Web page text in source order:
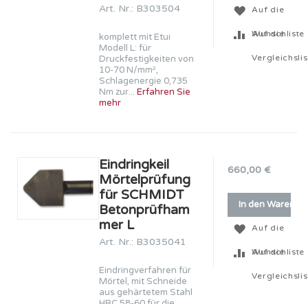
Art. Nr.: B303504
komplett mit Etui
Modell L: für
Druckfestigkeiten von
10-70 N/mm²,
Schlagenergie 0,735
Nm zur... Erfahren Sie
mehr
Auf die
Wunschliste
Auf die
Eindringkeil
Mörtelprüfung
für SCHMIDT
Betonprüfham
mer L
Art. Nr.: B3035041
Eindringverfahren für
Mörtel, mit Schneide
aus gehärtetem Stahl
660,00 €
In den
Auf die
Wunschliste
Auf die